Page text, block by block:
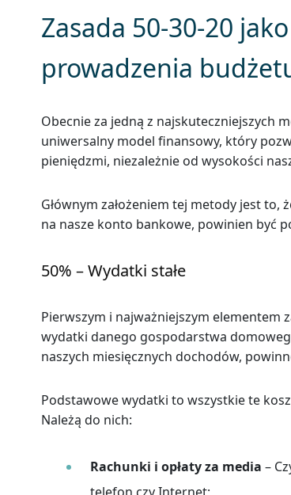
Zasada 50-30-20
prowadzenia
Obecnie za jedną z najskuteczniejszych
uniwersalny model finansowy, który
pieniędzmi, niezależnie od wysokości
Głównym założeniem tej metody jest
na nasze konto bankowe, powinien być
50% – Wydatki stałe
Pierwszym i najważniejszym elementem
wydatki danego gospodarstwa
naszych miesięcznych dochodów,
Podstawowe wydatki to wszystkie te
Należą do nich:
Rachunki i opłaty za media –
telefon czy Internet;